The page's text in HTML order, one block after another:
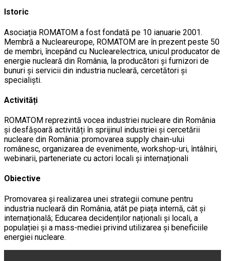
Istoric
Asociația ROMATOM a fost fondată pe 10 ianuarie 2001.
Membră a Nucleareurope, ROMATOM are în prezent peste 50
de membri, începând cu Nuclearelectrica, unicul producator de
energie nucleară din România, la producători și furnizori de
bunuri și servicii din industria nucleară, cercetători și
specialiști.
Activități
ROMATOM reprezintă vocea industriei nucleare din România
și desfășoară activități în sprijinul industriei și cercetării
nucleare din România: promovarea supply chain-ului
românesc, organizarea de evenimente, workshop-uri, întâlniri,
webinarii, parteneriate cu actori locali și internaționali
Obiective
Promovarea și realizarea unei strategii comune pentru
industria nucleară din România, atât pe piața internă, cât și
internațională; Educarea decidenților naționali și locali, a
populației și a mass-mediei privind utilizarea și beneficiile
energiei nucleare.